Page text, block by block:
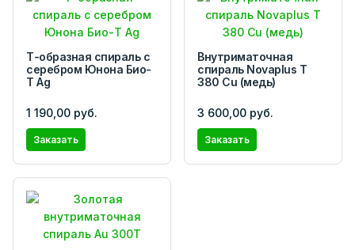
Т-образная спираль с
серебром Юнона Био-
Т Ag
1 190,00 руб.
Заказать
Внутриматочная
спираль Novaplus T
380 Cu (медь)
3 600,00 руб.
Заказать